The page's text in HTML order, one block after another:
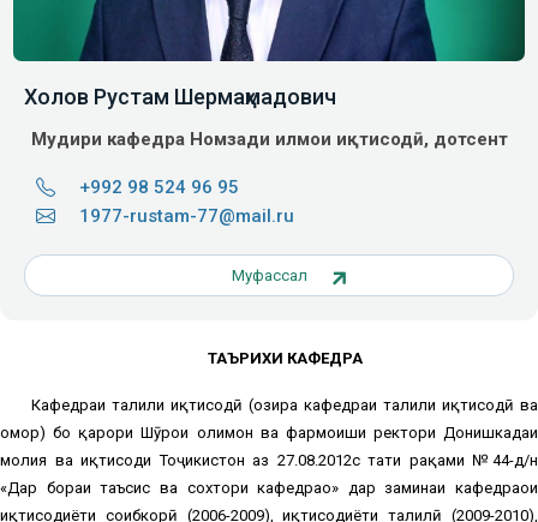
Холов Рустам Шермаҳмадович
Мудири кафедра Номзади илмҳои иқтисодӣ, дотсент
+992 98 524 96 95
1977-rustam-77@mail.ru
Муфассал
ТАЪРИХИ КАФЕДРА
Кафедраи таҳлили иқтисодӣ (ҳозира кафедраи таҳлили иқтисодӣ ва
омор) бо қарори Шӯрои олимон ва фармоиши ректори Донишкадаи
молия ва иқтисоди Тоҷикистон аз 27.08.2012с таҳти рақами №44-д/н
«Дар бораи таъсис ва сохтори кафедраҳо» дар заминаи кафедраҳои
иқтисодиёти соҳибкорӣ (2006-2009), иқтисодиёти таҳлилӣ (2009-2010),